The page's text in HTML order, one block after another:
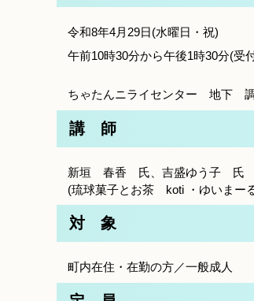
令和8年4月29日(水曜日・祝)
午前10時30分から午後1時30分(受
ちゃたんニライセンター 地下
講 師
新垣 春香 氏、吉盛ゆう子 氏
(琉球菓子とお茶 koti ・ゆいまー
対 象
町内在住・在勤の方／一般成人